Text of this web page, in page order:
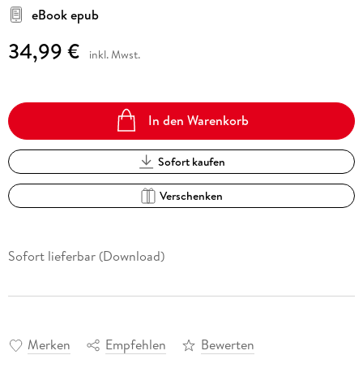
eBook epub
34,99 € inkl. Mwst.
In den Warenkorb
Sofort kaufen
Verschenken
Sofort lieferbar (Download)
Merken Empfehlen Bewerten